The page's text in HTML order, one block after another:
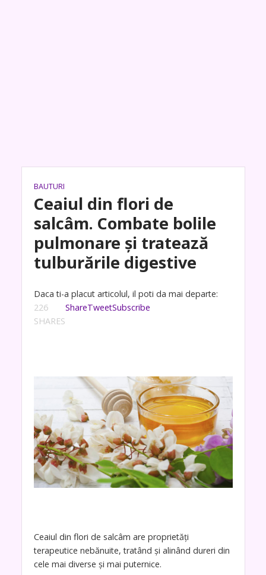
BAUTURI
Ceaiul din flori de
salcâm. Combate bolile
pulmonare și tratează
tulburările digestive
Daca ti-a placut articolul, il poti da mai departe:
226
SHARES
ShareTweetSubscribe
Ceaiul din flori de salcâm are proprietăți
terapeutice nebănuite, tratând și alinând dureri din
cele mai diverse și mai puternice.